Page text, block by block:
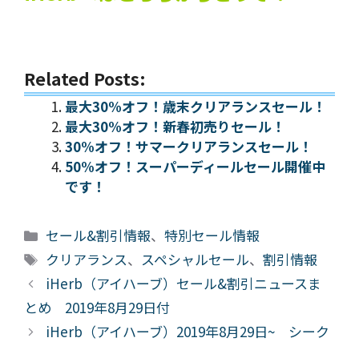
Related Posts:
最大30%オフ！歳末クリアランスセール！
最大30%オフ！新春初売りセール！
30%オフ！サマークリアランスセール！
50%オフ！スーパーディールセール開催中
です！
カ
テ
ゴ
リ
ー
セール&割引情報、特別セール情報
タ
グ
クリアランス、 スペシャルセール、割引情報
iHerb（アイハーブ）セール&割引ニュースま
とめ 2019年8月29日付
iHerb（アイハーブ）2019年8月29日~ シーク